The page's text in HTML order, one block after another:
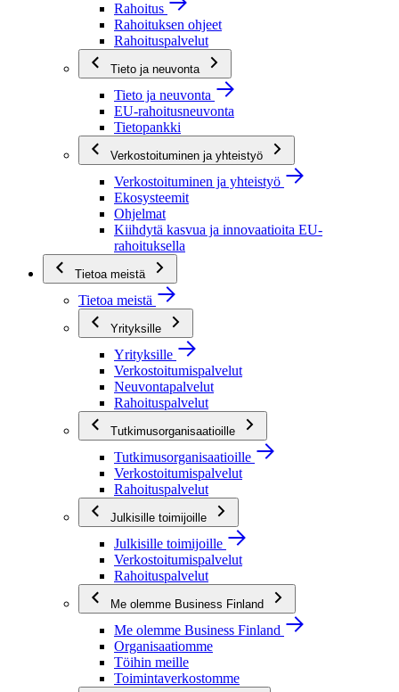
Rahoitus
Rahoituksen ohjeet
Rahoituspalvelut
Tieto ja neuvonta
Tieto ja neuvonta
EU-rahoitusneuvonta
Tietopankki
Verkostoituminen ja yhteistyö
Verkostoituminen ja yhteistyö
Ekosysteemit
Ohjelmat
Kiihdytä kasvua ja innovaatioita EU-
rahoituksella
Tietoa meistä
Tietoa meistä
Yrityksille
Yrityksille
Verkostoitumispalvelut
Neuvontapalvelut
Rahoituspalvelut
Tutkimusorganisaatioille
Tutkimusorganisaatioille
Verkostoitumispalvelut
Rahoituspalvelut
Julkisille toimijoille
Julkisille toimijoille
Verkostoitumispalvelut
Rahoituspalvelut
Me olemme Business Finland
Me olemme Business Finland
Organisaatiomme
Töihin meille
Toimintaverkostomme